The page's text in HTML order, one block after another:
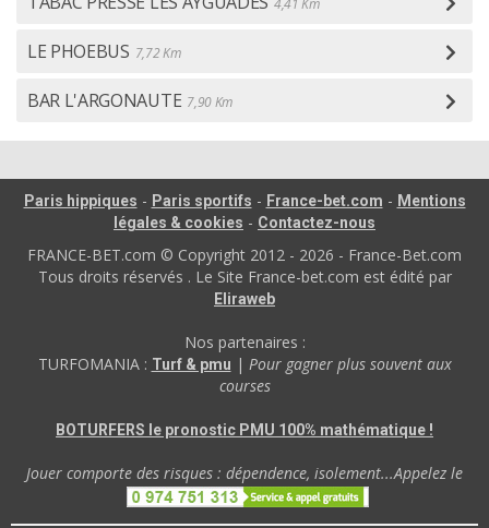
4,41 Km
LE PHOEBUS 7,72 Km
BAR L'ARGONAUTE 7,90 Km
Paris hippiques - Paris sportifs - France-bet.com - Mentions
légales & cookies - Contactez-nous
FRANCE-BET.com © Copyright 2012 - 2026 - France-Bet.com
Tous droits réservés . Le Site France-bet.com est édité par
Eliraweb
Nos partenaires :
TURFOMANIA : Turf & pmu | Pour gagner plus souvent aux
courses
BOTURFERS le pronostic PMU 100% mathématique !
Jouer comporte des risques : dépendence, isolement...Appelez le